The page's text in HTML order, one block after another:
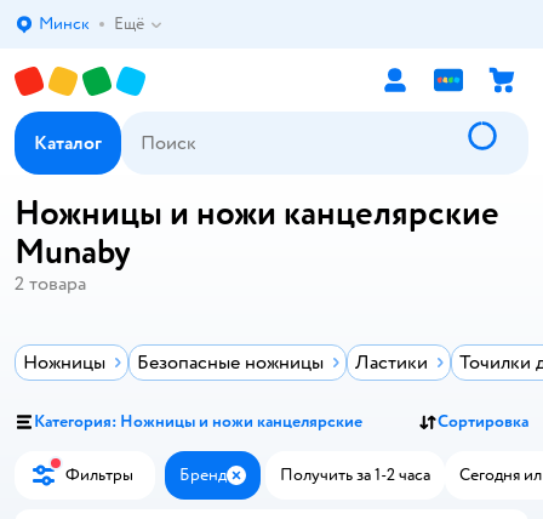
Выбор адреса доставки.
Минск Ещё
Каталог
Ножницы и ножи канцелярские
Munaby
2 товара
Ножницы Безопасные ножницы Ластики Точилки
Категория: Ножницы и ножи канцелярские Сортировка
Фильтры Бренд ЗакрытьПолучить за 1-2 часа Сегодня